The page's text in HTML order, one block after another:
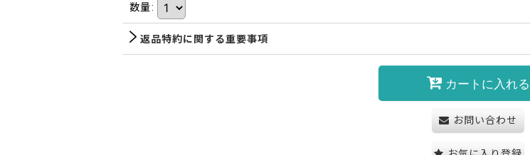
数量:
返品特約に関する重要事項
カートに入れる
お問い合わせ